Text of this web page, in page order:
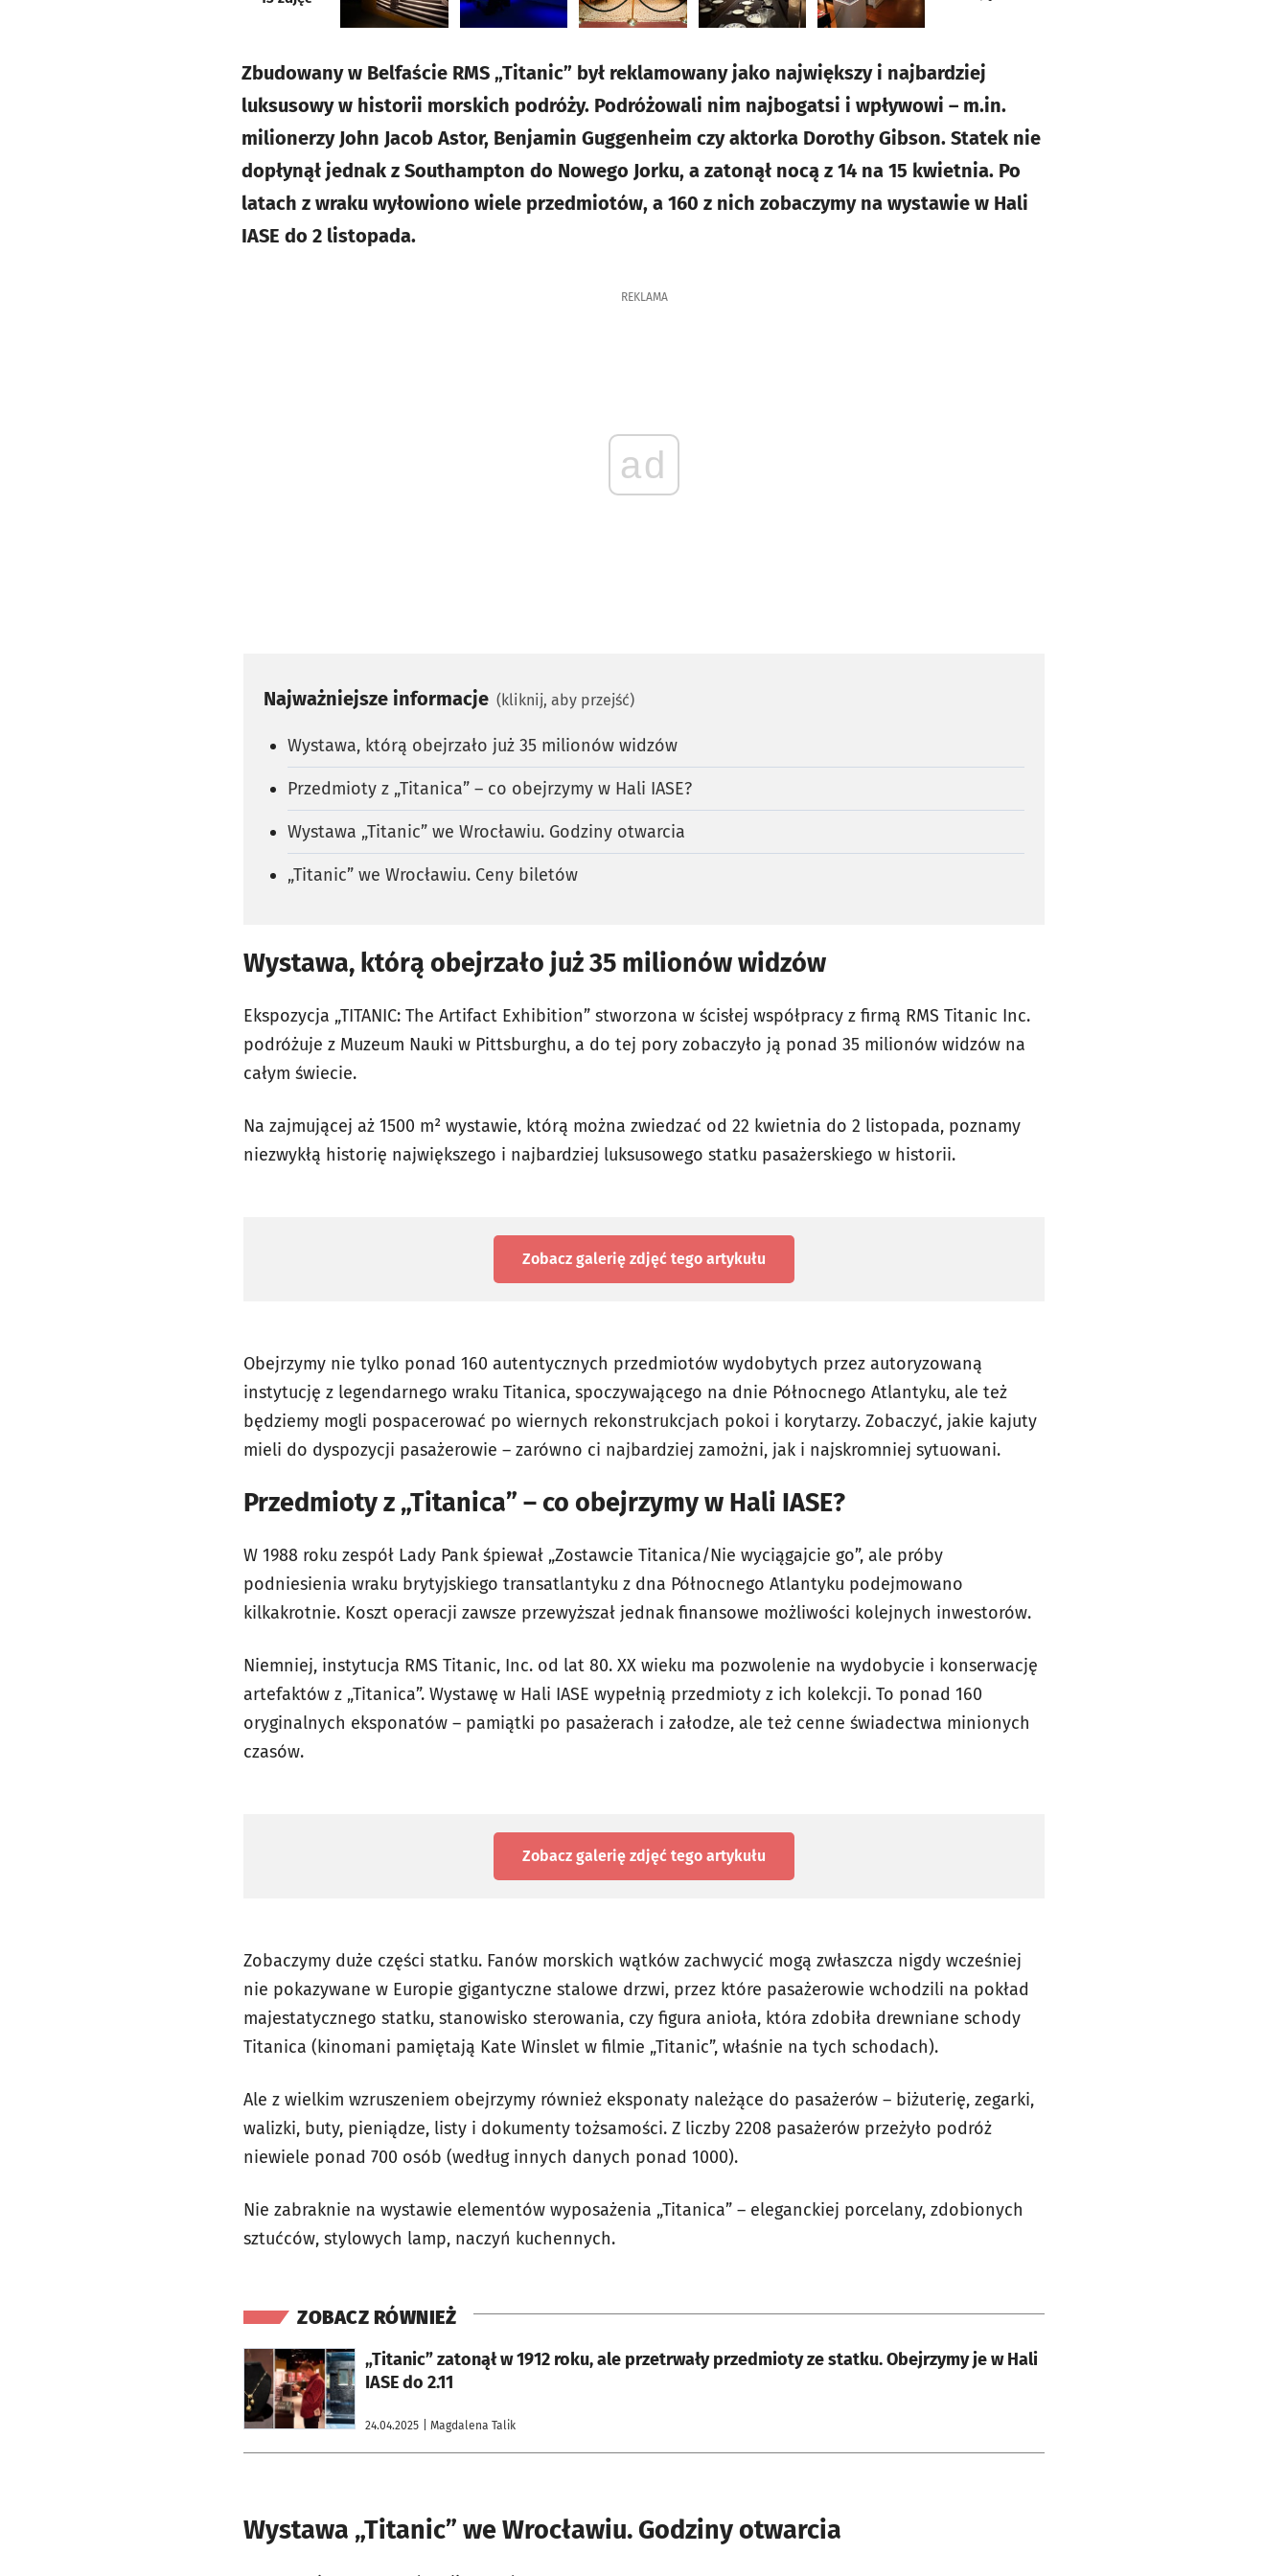
Zbudowany w Belfaście RMS „Titanic” był reklamowany jako największy i najbardziej
luksusowy w historii morskich podróży. Podróżowali nim najbogatsi i wpływowi – m.in.
milionerzy John Jacob Astor, Benjamin Guggenheim czy aktorka Dorothy Gibson. Statek nie
dopłynął jednak z Southampton do Nowego Jorku, a zatonął nocą z 14 na 15 kwietnia. Po
latach z wraku wyłowiono wiele przedmiotów, a 160 z nich zobaczymy na wystawie w Hali
IASE do 2 listopada.
REKLAMA
ad
Najważniejsze informacje (kliknij, aby przejść)
Wystawa, którą obejrzało już 35 milionów widzów
Przedmioty z „Titanica” – co obejrzymy w Hali IASE?
Wystawa „Titanic” we Wrocławiu. Godziny otwarcia
„Titanic” we Wrocławiu. Ceny biletów
Wystawa, którą obejrzało już 35 milionów widzów
Ekspozycja „TITANIC: The Artifact Exhibition” stworzona w ścisłej współpracy z firmą RMS Titanic Inc.
podróżuje z Muzeum Nauki w Pittsburghu, a do tej pory zobaczyło ją ponad 35 milionów widzów na
całym świecie.
Na zajmującej aż 1500 m² wystawie, którą można zwiedzać od 22 kwietnia do 2 listopada, poznamy
niezwykłą historię największego i najbardziej luksusowego statku pasażerskiego w historii.
Zobacz galerię zdjęć tego artykułu
Obejrzymy nie tylko ponad 160 autentycznych przedmiotów wydobytych przez autoryzowaną
instytucję z legendarnego wraku Titanica, spoczywającego na dnie Północnego Atlantyku, ale też
będziemy mogli pospacerować po wiernych rekonstrukcjach pokoi i korytarzy. Zobaczyć, jakie kajuty
mieli do dyspozycji pasażerowie – zarówno ci najbardziej zamożni, jak i najskromniej sytuowani.
Przedmioty z „Titanica” – co obejrzymy w Hali IASE?
W 1988 roku zespół Lady Pank śpiewał „Zostawcie Titanica/Nie wyciągajcie go”, ale próby
podniesienia wraku brytyjskiego transatlantyku z dna Północnego Atlantyku podejmowano
kilkakrotnie. Koszt operacji zawsze przewyższał jednak finansowe możliwości kolejnych inwestorów.
Niemniej, instytucja RMS Titanic, Inc. od lat 80. XX wieku ma pozwolenie na wydobycie i konserwację
artefaktów z „Titanica”. Wystawę w Hali IASE wypełnią przedmioty z ich kolekcji. To ponad 160
oryginalnych eksponatów – pamiątki po pasażerach i załodze, ale też cenne świadectwa minionych
czasów.
Zobacz galerię zdjęć tego artykułu
Zobaczymy duże części statku. Fanów morskich wątków zachwycić mogą zwłaszcza nigdy wcześniej
nie pokazywane w Europie gigantyczne stalowe drzwi, przez które pasażerowie wchodzili na pokład
majestatycznego statku, stanowisko sterowania, czy figura anioła, która zdobiła drewniane schody
Titanica (kinomani pamiętają Kate Winslet w filmie „Titanic”, właśnie na tych schodach).
Ale z wielkim wzruszeniem obejrzymy również eksponaty należące do pasażerów – biżuterię, zegarki,
walizki, buty, pieniądze, listy i dokumenty tożsamości. Z liczby 2208 pasażerów przeżyło podróż
niewiele ponad 700 osób (według innych danych ponad 1000).
Nie zabraknie na wystawie elementów wyposażenia „Titanica” – eleganckiej porcelany, zdobionych
sztućców, stylowych lamp, naczyń kuchennych.
ZOBACZ RÓWNIEŻ
„Titanic” zatonął w 1912 roku, ale przetrwały przedmioty ze statku. Obejrzymy je w Hali
IASE do 2.11
24.04.2025 | Magdalena Talik
otworzy się w nowej karcie
Wystawa „Titanic” we Wrocławiu. Godziny otwarcia